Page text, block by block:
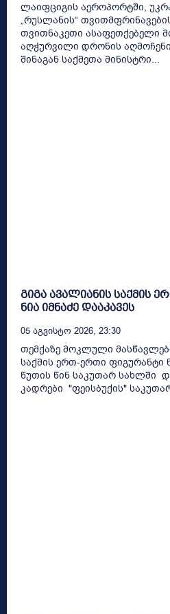
ლაიფციგის აეროპორტში,
„რუსლანის“
თვითნაკეთი ასაფეთქებელი
აღჭურვილი დრონის
შინაგან საქმეთა მინისტრი...
გიგა ავალიანის საქმის
ნია იმნაძე დააკავეს
05 Აგვისტო 2026, 23:30
თემქაზე მოკლული
საქმის ერთ-ერთი ფიგურანტი
წუთის წინ საკუთარ სახლში
კადრები "ფეისბუქის"